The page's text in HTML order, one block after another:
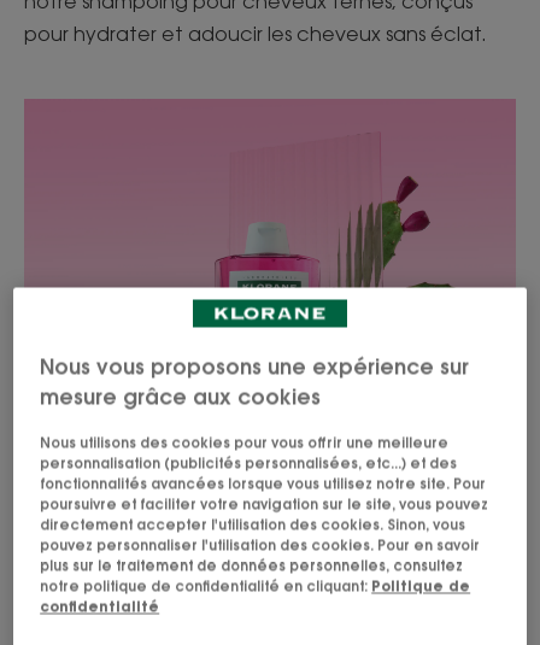
pour hydrater et adoucir les cheveux sans éclat.
HYDRATER LES CHEVEUX TERNES
Nous vous proposons une expérience sur
mesure grâce aux cookies
Nous utilisons des cookies pour vous offrir une meilleure
personnalisation (publicités personnalisées, etc...) et des
fonctionnalités avancées lorsque vous utilisez notre site. Pour
poursuivre et faciliter votre navigation sur le site, vous pouvez
directement accepter l'utilisation des cookies. Sinon, vous
pouvez personnaliser l'utilisation des cookies. Pour en savoir
plus sur le traitement de données personnelles, consultez
notre politique de confidentialité en cliquant: Politique de
confidentialité